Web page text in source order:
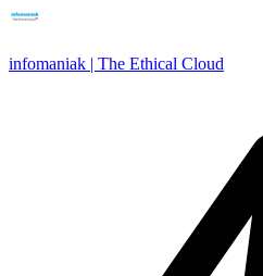
infomaniak | The Ethical Cloud